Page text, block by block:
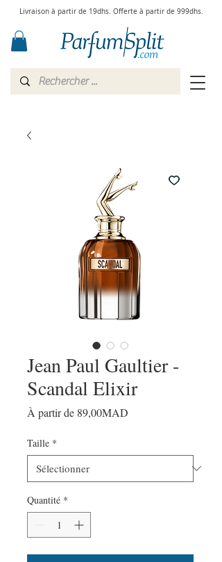
Livraison à partir de 19dhs. Offerte à partir de 999dhs.
Jean Paul Gaultier -
Scandal Elixir
À partir de 89,00MAD
Taille *
Quantité *